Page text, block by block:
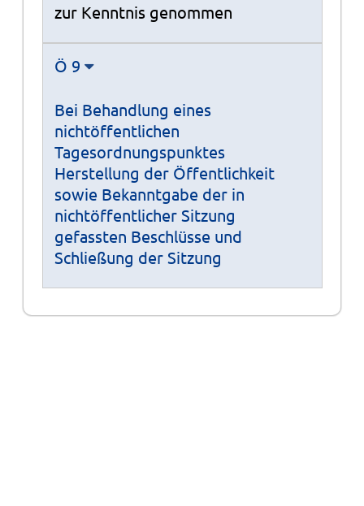
zur Kenntnis genommen
Ö 9
Bei Behandlung eines
nichtöffentlichen
Tagesordnungspunktes
Herstellung der Öffentlichkeit
sowie Bekanntgabe der in
nichtöffentlicher Sitzung
gefassten Beschlüsse und
Schließung der Sitzung